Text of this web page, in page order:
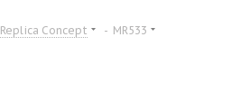
Replica Concept - MR533